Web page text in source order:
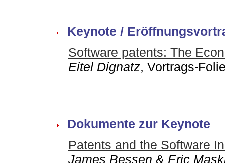
Keynote /
Software patents: The
Eitel Dignatz, Vortrags-
Dokumente zur Keynote
Patents and the Software
James Bessen & Eric